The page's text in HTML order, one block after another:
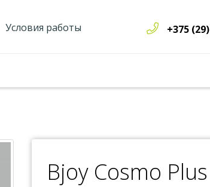
Условия работы
+375 (29)
Bjoy Cosmo Plus